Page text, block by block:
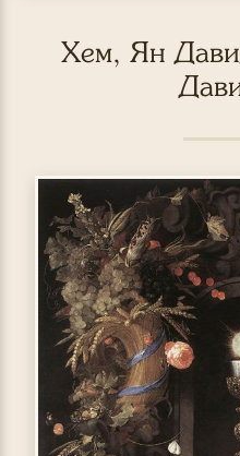
Хем, Ян